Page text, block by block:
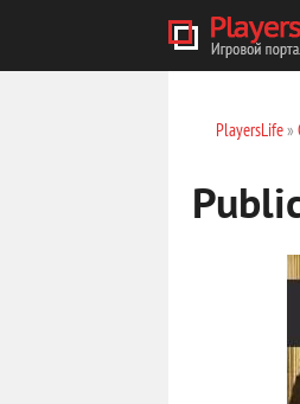
PlayersLife»